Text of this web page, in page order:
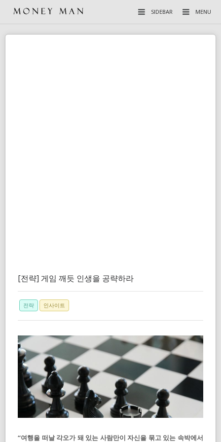
MENU
SIDEBAR
[전략] 게임 깨듯 인생을 공략하라
전략 인사이트
“여행을 떠날 각오가 돼 있는 사람만이 자신을 묶고 있는 속박에서